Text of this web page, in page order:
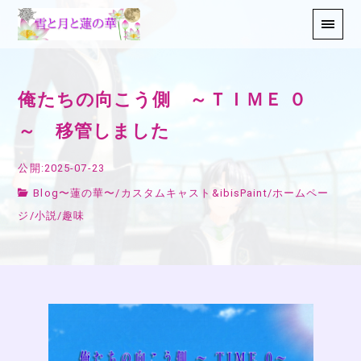
俺たちの向こう側 ～ＴＩＭＥ ０
～ 移管しました
公開:2025-07-23
Blog〜蓮の華〜 / カスタムキャスト&ibisPaint/ホームペー
ジ /小説 /趣味